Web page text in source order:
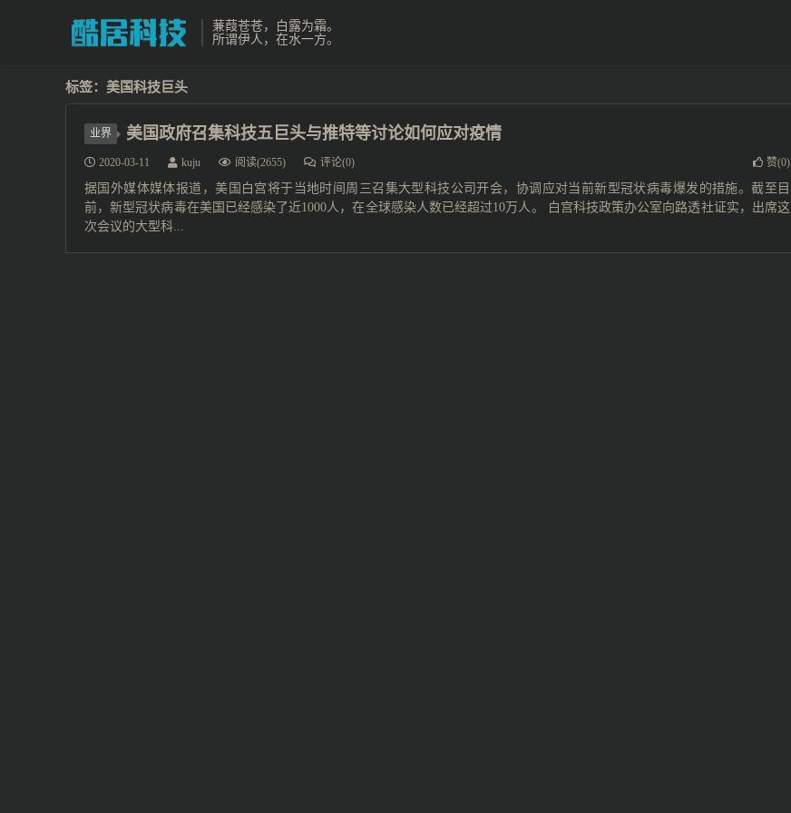
蒹葭苍苍，白露为霜。
所谓伊人，在水一方。
标签：美国科技巨头
业界 美国政府召集科技五巨头与推特等讨论如何应对疫情
2020-03-11 kuju 阅读(2655) 评论(0) 赞(0)
据国外媒体媒体报道，美国白宫将于当地时间周三召集大型科技公司开会，协调应对当前新型冠状病毒爆发的措施。截至目
前，新型冠状病毒在美国已经感染了近1000人，在全球感染人数已经超过10万人。 白宫科技政策办公室向路透社证实，出席这
次会议的大型科...